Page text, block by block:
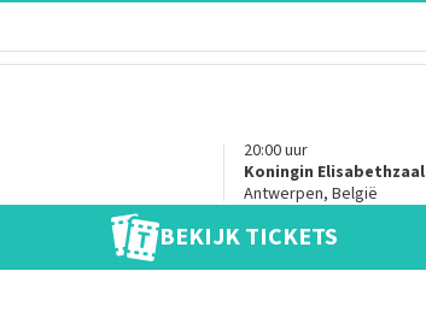
20:00uur
Koningin Elisabethzaal
Antwerpen, België
BEKIJK TICKETS